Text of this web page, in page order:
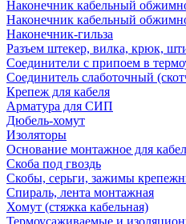
Наконечник кабельный
Наконечник кабельный
Наконечник-гильза
Разъем штекер, вилка, крюк,
Соединители с припоем в
Соединитель слаботочный
Крепеж для кабеля
Арматура для СИП
Дюбель-хомут
Изоляторы
Основание монтажное для
Скоба под гвоздь
Скобы, серьги, зажимы
Спираль, лента монтажная
Хомут (стяжка кабельная)
Термоусаживаемые и